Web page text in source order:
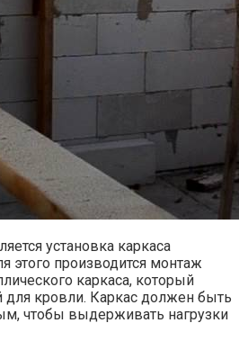
установка каркаса
этого производится монтаж
каркаса, который
для кровли. Каркас должен быть
чтобы выдерживать нагрузки